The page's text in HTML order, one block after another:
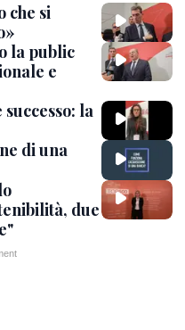
che si
la public
e
la
di una
due